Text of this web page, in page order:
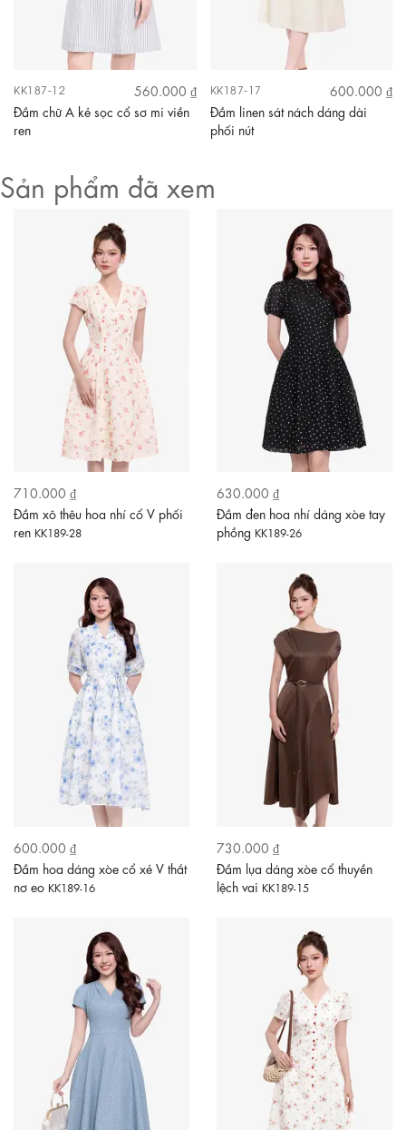
KK187-12
560.000 ₫
Đầm chữ A kẻ sọc cổ sơ mi viền
ren
KK187-17
600.000 ₫
Đầm linen sát nách dáng dài
phối nút
Sản phẩm đã xem
710.000 ₫
Đầm xô thêu hoa nhí cổ V phối
ren KK189-28
630.000 ₫
Đầm đen hoa nhí dáng xòe tay
phồng KK189-26
600.000 ₫
Đầm hoa dáng xòe cổ xẻ V thắt
nơ eo KK189-16
730.000 ₫
Đầm lụa dáng xòe cổ thuyền
lệch vai KK189-15